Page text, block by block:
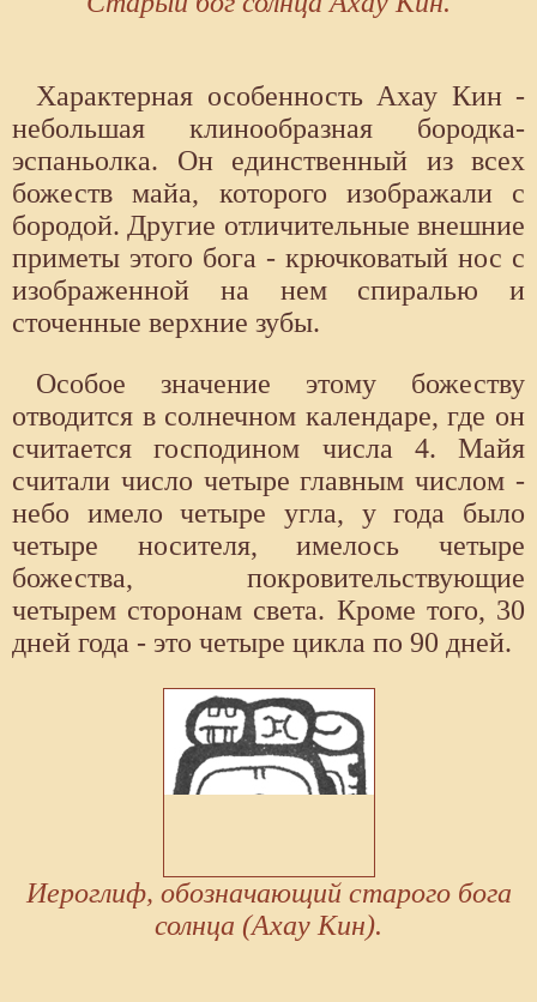
Характерная особенность Ахау Кин -
небольшая клинообразная бородка-
эспаньолка. Он единственный из всех
божеств майа, которого изображали с
бородой. Другие отличительные внешние
приметы этого бога - крючковатый нос с
изображенной на нем спиралью и
сточенные верхние зубы.
Особое значение этому божеству
отводится в солнечном календаре, где он
считается господином числа 4. Майя
считали число четыре главным числом -
небо имело четыре угла, у года было
четыре носителя, имелось четыре
божества, покровительствующие
четырем сторонам света. Кроме того, 30
дней года - это четыре цикла по 90 дней.
Иероглиф, обозначающий старого бога
солнца (Ахау Кин).